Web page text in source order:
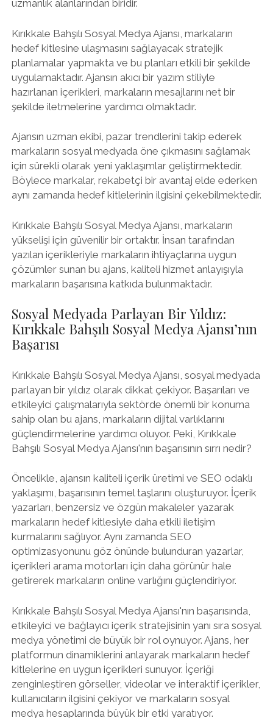
uzmanlık alanlarından biridir.
Kırıkkale Bahşılı Sosyal Medya Ajansı, markaların
hedef kitlesine ulaşmasını sağlayacak stratejik
planlamalar yapmakta ve bu planları etkili bir şekilde
uygulamaktadır. Ajansın akıcı bir yazım stiliyle
hazırlanan içerikleri, markaların mesajlarını net bir
şekilde iletmelerine yardımcı olmaktadır.
Ajansın uzman ekibi, pazar trendlerini takip ederek
markaların sosyal medyada öne çıkmasını sağlamak
için sürekli olarak yeni yaklaşımlar geliştirmektedir.
Böylece markalar, rekabetçi bir avantaj elde ederken
aynı zamanda hedef kitlelerinin ilgisini çekebilmektedir.
Kırıkkale Bahşılı Sosyal Medya Ajansı, markaların
yükselişi için güvenilir bir ortaktır. İnsan tarafından
yazılan içerikleriyle markaların ihtiyaçlarına uygun
çözümler sunan bu ajans, kaliteli hizmet anlayışıyla
markaların başarısına katkıda bulunmaktadır.
Sosyal Medyada Parlayan Bir Yıldız:
Kırıkkale Bahşılı Sosyal Medya Ajansı’nın
Başarısı
Kırıkkale Bahşılı Sosyal Medya Ajansı, sosyal medyada
parlayan bir yıldız olarak dikkat çekiyor. Başarıları ve
etkileyici çalışmalarıyla sektörde önemli bir konuma
sahip olan bu ajans, markaların dijital varlıklarını
güçlendirmelerine yardımcı oluyor. Peki, Kırıkkale
Bahşılı Sosyal Medya Ajansı'nın başarısının sırrı nedir?
Öncelikle, ajansın kaliteli içerik üretimi ve SEO odaklı
yaklaşımı, başarısının temel taşlarını oluşturuyor. İçerik
yazarları, benzersiz ve özgün makaleler yazarak
markaların hedef kitlesiyle daha etkili iletişim
kurmalarını sağlıyor. Aynı zamanda SEO
optimizasyonunu göz önünde bulunduran yazarlar,
içerikleri arama motorları için daha görünür hale
getirerek markaların online varlığını güçlendiriyor.
Kırıkkale Bahşılı Sosyal Medya Ajansı'nın başarısında,
etkileyici ve bağlayıcı içerik stratejisinin yanı sıra sosyal
medya yönetimi de büyük bir rol oynuyor. Ajans, her
platformun dinamiklerini anlayarak markaların hedef
kitlelerine en uygun içerikleri sunuyor. İçeriği
zenginleştiren görseller, videolar ve interaktif içerikler,
kullanıcıların ilgisini çekiyor ve markaların sosyal
medya hesaplarında büyük bir etki yaratıyor.